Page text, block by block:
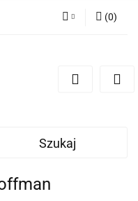
Zarejestruj się
(0)
Szukaj